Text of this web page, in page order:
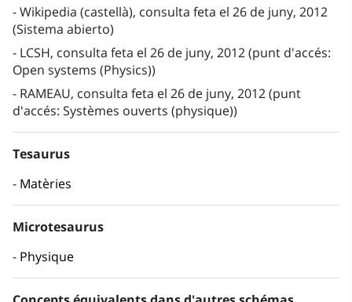
Wikipedia (castellà), consulta feta el 26 de juny, 2012
(Sistema abierto)
LCSH, consulta feta el 26 de juny, 2012 (punt d'accés:
Open systems (Physics))
RAMEAU, consulta feta el 26 de juny, 2012 (punt
d'accés: Systèmes ouverts (physique))
Tesaurus
Matèries
Microtesaurus
Physique